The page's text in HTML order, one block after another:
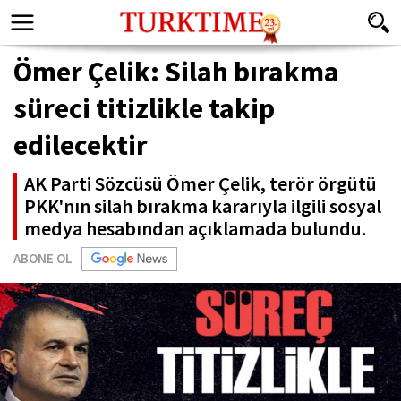
Ömer Çelik: Silah bırakma
süreci titizlikle takip
edilecektir
AK Parti Sözcüsü Ömer Çelik, terör örgütü
PKK'nın silah bırakma kararıyla ilgili sosyal
medya hesabından açıklamada bulundu.
ABONE OL